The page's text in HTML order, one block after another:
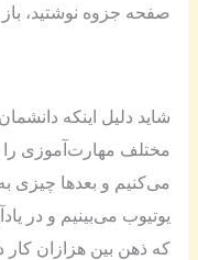
صفحه جزوه نوشتید،
شاید دلیل اینکه
مختلف مهارت‌آموزی
می‌کنیم و بعدها چیزی
یوتیوب می‌بینیم و در
که ذهن بین هزازان